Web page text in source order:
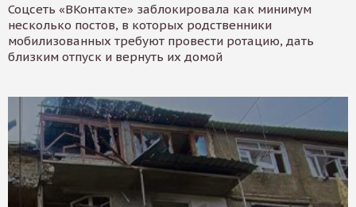
Соцсеть «ВКонтакте» заблокировала как минимум
несколько постов, в которых родственники
мобилизованных требуют провести ротацию, дать
близким отпуск и вернуть их домой